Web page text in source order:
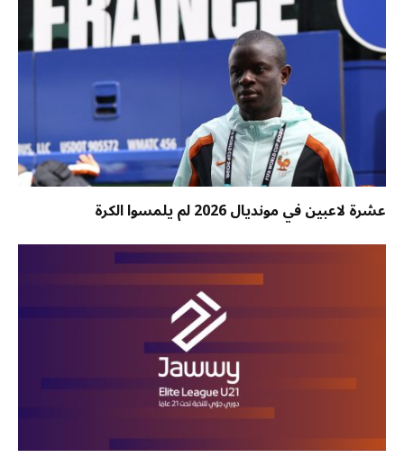
عشرة لاعبين في مونديال 2026 لم يلمسوا الكرة